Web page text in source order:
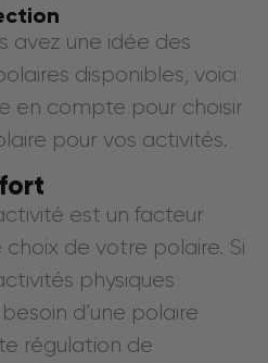
avez une idée des
disponibles, voici
en compte pour choisir
pour vos activités.
est un facteur
de votre polaire. Si
physiques
d’une polaire
régulation de